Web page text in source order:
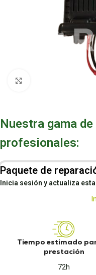
Nuestra gama
profesionales:
Paquete de
Inicia sesión y actualiza
Tiempo estimado
prestación
72h